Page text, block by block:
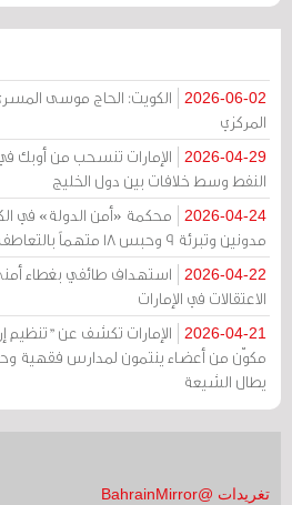
2026-06-02
الكويت: الحاج موسى
المركزي
2026-04-29
الإمارات تنسحب من أوبك
النفط وسط خلافات بين دول الخليج
2026-04-24
مدونين وتبرئة 9 وحبس 18 متهماً بالتعاطف مع إيران
2026-04-22
استهداف طائفي بغطاء
الاعتقالات في الإمارات
2026-04-21
الإمارات تكشف عن "تنظيم
مكوّن من أعضاء ينتمون لمدارس فقهية
يطال الشيعة
تغريدات @BahrainMirror